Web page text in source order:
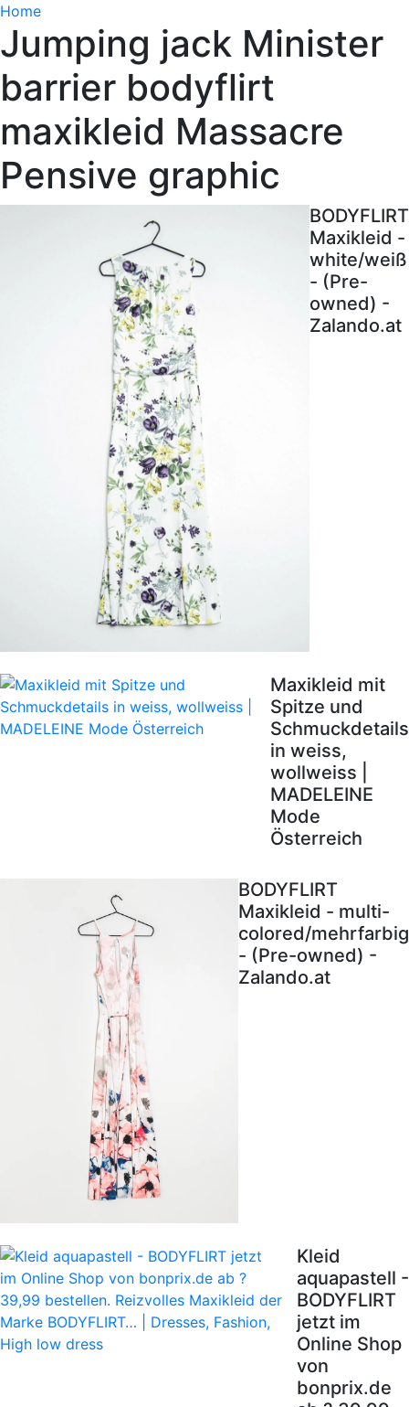
Home
Jumping jack Minister
barrier bodyflirt
maxikleid Massacre
Pensive graphic
BODYFLIRT
Maxikleid -
white/weiß
- (Pre-
owned) -
Zalando.at
Maxikleid mit
Spitze und
Schmuckdetails
in weiss,
wollweiss |
MADELEINE
Mode
Österreich
BODYFLIRT
Maxikleid - multi-
colored/mehrfarbig
- (Pre-owned) -
Zalando.at
Kleid
aquapastell -
BODYFLIRT
jetzt im
Online Shop
von
bonprix.de